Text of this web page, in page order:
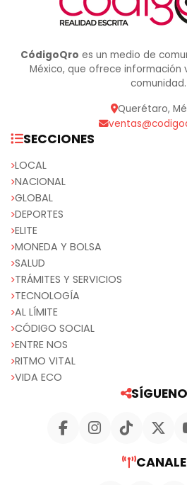
CódigoQro es un medio de
México, que ofrece información
comunidad.
Querétaro,
SECCIONES
LOCAL
NACIONAL
GLOBAL
DEPORTES
ELITE
MONEDA Y BOLSA
SALUD
TRÁMITES Y SERVICIOS
TECNOLOGÍA
AL LÍMITE
CÓDIGO SOCIAL
ENTRE NOS
RITMO VITAL
VIDA ECO